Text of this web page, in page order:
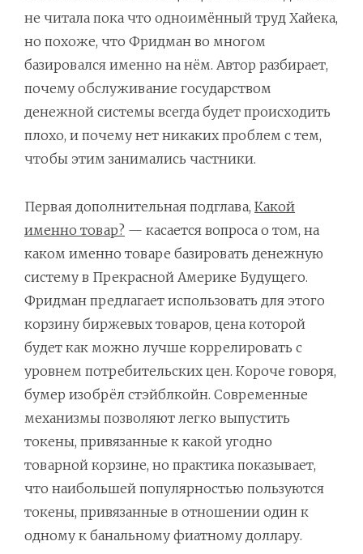
не читала пока что одноимённый труд Хайека,
но похоже, что Фридман во многом
базировался именно на нём. Автор разбирает,
почему обслуживание государством
денежной системы всегда будет происходить
плохо, и почему нет никаких проблем с тем,
чтобы этим занимались частники.
Первая дополнительная подглава, Какой
именно товар? — касается вопроса о том, на
каком именно товаре базировать денежную
систему в Прекрасной Америке Будущего.
Фридман предлагает использовать для этого
корзину биржевых товаров, цена которой
будет как можно лучше коррелировать с
уровнем потребительских цен. Короче говоря,
бумер изобрёл стэйблкойн. Современные
механизмы позволяют легко выпустить
токены, привязанные к какой угодно
товарной корзине, но практика показывает,
что наибольшей популярностью пользуются
токены, привязанные в отношении один к
одному к банальному фиатному доллару.